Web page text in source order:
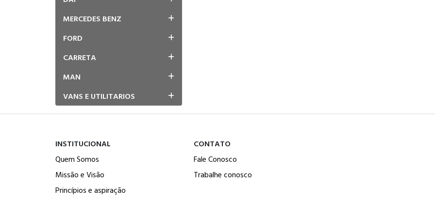
MERCEDES BENZ
FORD
CARRETA
MAN
VANS E UTILITARIOS
INSTITUCIONAL
Quem Somos
Missão e Visão
Princípios e aspiração
CONTATO
Fale Conosco
Trabalhe conosco